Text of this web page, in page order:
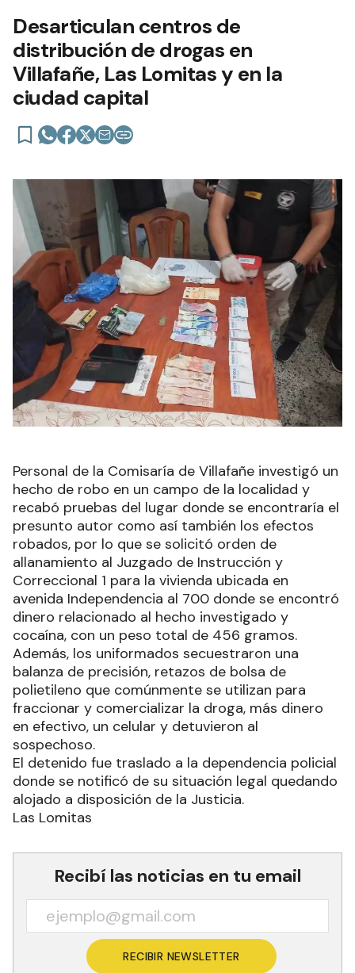
Desarticulan centros de
distribución de drogas en
Villafañe, Las Lomitas y en la
ciudad capital
Personal de la Comisaría de Villafañe investigó un
hecho de robo en un campo de la localidad y
recabó pruebas del lugar donde se encontraría el
presunto autor como así también los efectos
robados, por lo que se solicitó orden de
allanamiento al Juzgado de Instrucción y
Correccional 1 para la vivienda ubicada en
avenida Independencia al 700 donde se encontró
dinero relacionado al hecho investigado y
cocaína, con un peso total de 456 gramos.
Además, los uniformados secuestraron una
balanza de precisión, retazos de bolsa de
polietileno que comúnmente se utilizan para
fraccionar y comercializar la droga, más dinero
en efectivo, un celular y detuvieron al
sospechoso.
El detenido fue traslado a la dependencia policial
donde se notificó de su situación legal quedando
alojado a disposición de la Justicia.
Las Lomitas
Recibí las noticias en tu email
RECIBIR NEWSLETTER